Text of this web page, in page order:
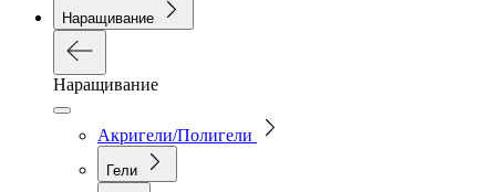
Наращивание
Наращивание
Акригели/Полигели
Гели